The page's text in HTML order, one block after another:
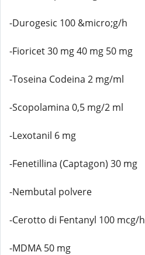
-Durogesic 100 &micro;g/h
-Fioricet 30 mg 40 mg 50 mg
-Toseina Codeina 2 mg/ml
-Scopolamina 0,5 mg/2 ml
-Lexotanil 6 mg
-Fenetillina (Captagon) 30 mg
-Nembutal polvere
-Cerotto di Fentanyl 100 mcg/h
-MDMA 50 mg